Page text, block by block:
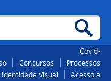
Covid-
Concursos
Processos
Visual
Acesso a